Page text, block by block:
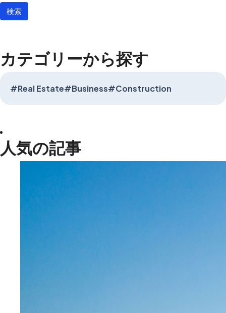
検索
カテゴリーから探す
#Real Estate#Business#Construction
人気の記事